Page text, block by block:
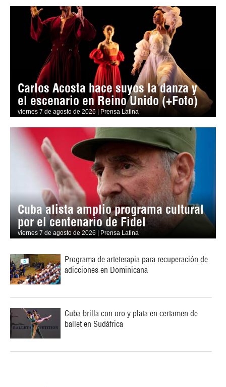
Carlos Acosta hace suyos la danza y
el escenario en Reino Unido (+Foto)
viernes 7 de agosto de 2026 | Prensa Latina
Cuba alista amplio programa cultural
por el centenario de Fidel
viernes 7 de agosto de 2026 | Prensa Latina
Programa de arteterapia para recuperación de
adicciones en Dominicana
Cuba brilla con oro y plata en certamen de
ballet en Sudáfrica